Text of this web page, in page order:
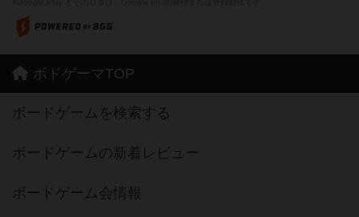
ボドゲーマTOP
ボードゲームを検索する
ボードゲームの新着レビュー
ボードゲーム会情報